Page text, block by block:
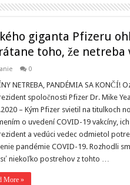
giganta Pfizeru
toho, že netreba
0
NETREBA, PANDÉMIA SA KONČÍ!
spoločnosti Pfizer Dr. Mike
– Kým Pfizer svietil na titulkoch
o uvedení COVID-19 vakcíny,
a vedúci vedec odmietol
pandémie COVID-19. Rozhodli
niekoľko postrehov z tohto …
More »